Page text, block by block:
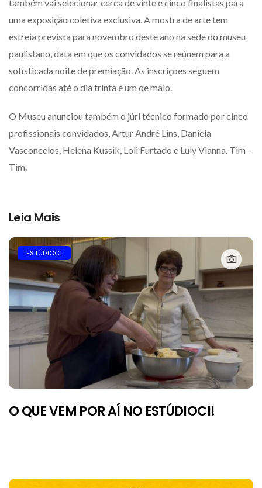
também vai selecionar cerca de vinte e cinco finalistas para
uma exposição coletiva exclusiva. A mostra de arte tem
estreia prevista para novembro deste ano na sede do museu
paulistano, data em que os convidados se reúnem para a
sofisticada noite de premiação. As inscrições seguem
concorridas até o dia trinta e um de maio.
O Museu anunciou também o júri técnico formado por cinco
profissionais convidados, Artur André Lins, Daniela
Vasconcelos, Helena Kussik, Loli Furtado e Luly Vianna. Tim-
Tim.
Leia Mais
ESTÚDIOCI
O QUE VEM POR AÍ NO ESTÚDIOCI!